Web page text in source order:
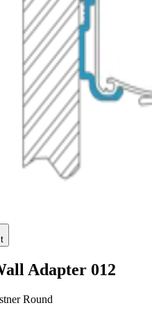
Adapter 012
Round